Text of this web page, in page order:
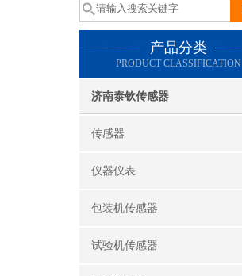
产品分类
PRODUCT CLASSIFICATION
济南泰钦传感器
传感器
仪器仪表
包装机传感器
试验机传感器